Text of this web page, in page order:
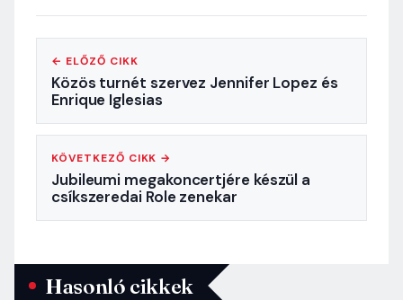
← ELŐZŐ CIKK
Közös turnét szervez Jennifer Lopez és
Enrique Iglesias
KÖVETKEZŐ CIKK →
Jubileumi megakoncertjére készül a
csíkszeredai Role zenekar
Hasonló cikkek